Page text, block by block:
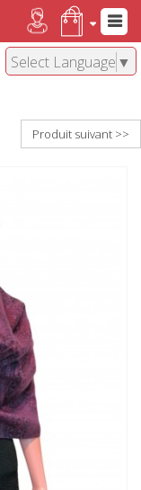
Select Language ▼
Produit suivant >>